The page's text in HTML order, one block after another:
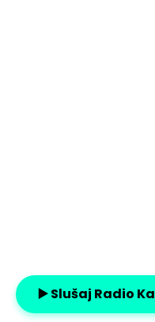
▶️ Slušaj Radio